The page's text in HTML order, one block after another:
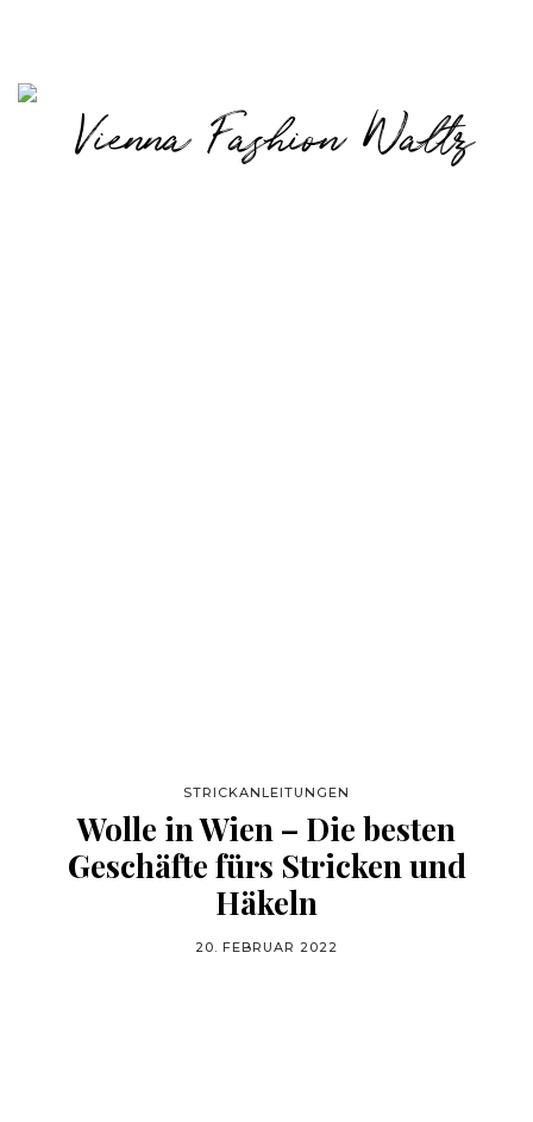
STRICKANLEITUNGEN
Wolle in Wien – Die besten
Geschäfte fürs Stricken und
Häkeln
20. FEBRUAR 2022